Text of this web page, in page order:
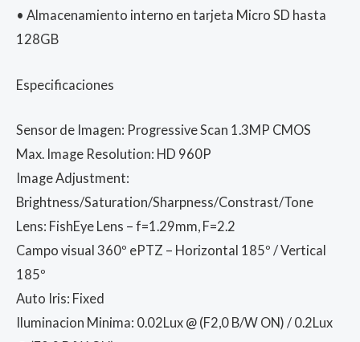
• Almacenamiento interno en tarjeta Micro SD hasta
128GB
Especificaciones
Sensor de Imagen: Progressive Scan 1.3MP CMOS
Max. Image Resolution: HD 960P
Image Adjustment:
Brightness/Saturation/Sharpness/Constrast/Tone
Lens: FishEye Lens – f=1.29mm, F=2.2
Campo visual 360º ePTZ – Horizontal 185º / Vertical
185º
Auto Iris: Fixed
Iluminacion Minima: 0.02Lux @ (F2,0 B/W ON) / 0.2Lux